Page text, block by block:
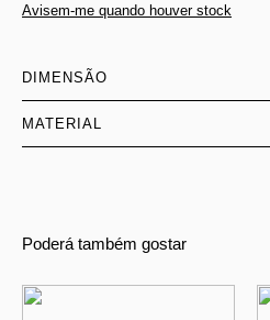
Avisem-me quando houver stock
DIMENSÃO
MATERIAL
Poderá também gostar